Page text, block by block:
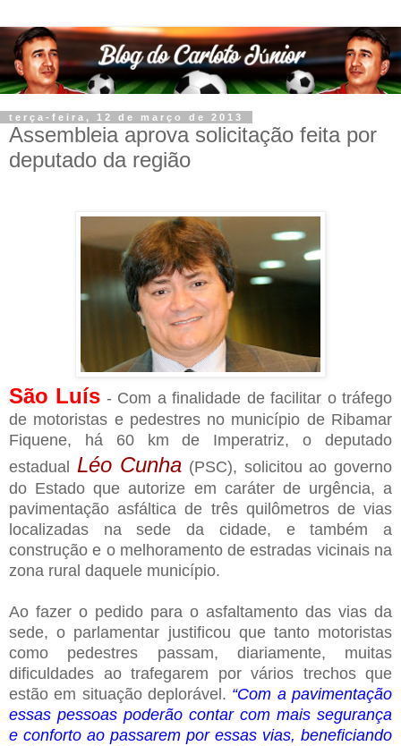
terça-feira, 12 de março de 2013
Assembleia aprova solicitação feita por
deputado da região
São Luís - Com a finalidade de facilitar o tráfego
de motoristas e pedestres no município de Ribamar
Fiquene, há 60 km de Imperatriz, o deputado
estadual Léo Cunha (PSC), solicitou ao governo
do Estado que autorize em caráter de urgência, a
pavimentação asfáltica de três quilômetros de vias
localizadas na sede da cidade, e também a
construção e o melhoramento de estradas vicinais na
zona rural daquele município.
Ao fazer o pedido para o asfaltamento das vias da
sede, o parlamentar justificou que tanto motoristas
como pedestres passam, diariamente, muitas
dificuldades ao trafegarem por vários trechos que
estão em situação deplorável. “Com a pavimentação
essas pessoas poderão contar com mais segurança
e conforto ao passarem por essas vias, beneficiando